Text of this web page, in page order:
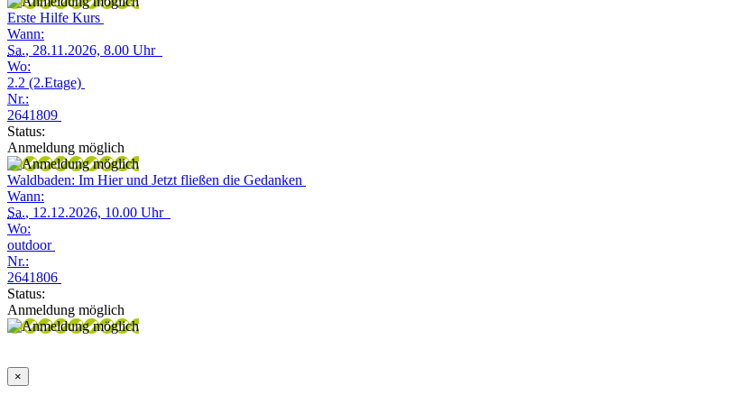
Erste Hilfe Kurs
Wann:
Sa., 28.11.2026, 8.00 Uhr
Wo:
2.2 (2.Etage)
Nr.:
2641809
Status:
Anmeldung möglich
Waldbaden: Im Hier und Jetzt fließen die Gedanken
Wann:
Sa., 12.12.2026, 10.00 Uhr
Wo:
outdoor
Nr.:
2641806
Status:
Anmeldung möglich
×